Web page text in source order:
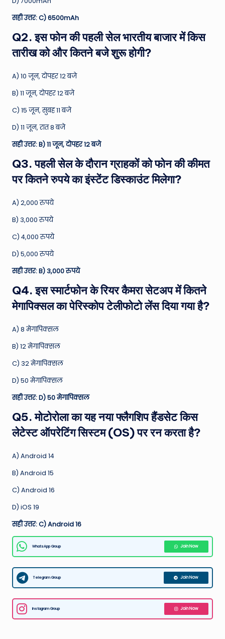
सही उत्तर: C) 6500mAh
Q2. इस फोन की पहली सेल भारतीय बाजार में किस
तारीख को और कितने बजे शुरू होगी?
A) 10 जून, दोपहर 12 बजे
B) 11 जून, दोपहर 12 बजे
C) 15 जून, सुबह 11 बजे
D) 11 जून, रात 8 बजे
सही उत्तर: B) 11 जून, दोपहर 12 बजे
Q3. पहली सेल के दौरान ग्राहकों को फोन की कीमत
पर कितने रुपये का इंस्टेंट डिस्काउंट मिलेगा?
A) 2,000 रुपये
B) 3,000 रुपये
C) 4,000 रुपये
D) 5,000 रुपये
सही उत्तर: B) 3,000 रुपये
Q4. इस स्मार्टफोन के रियर कैमरा सेटअप में कितने
मेगापिक्सल का पेरिस्कोप टेलीफोटो लेंस दिया गया है?
A) 8 मेगापिक्सल
B) 12 मेगापिक्सल
C) 32 मेगापिक्सल
D) 50 मेगापिक्सल
सही उत्तर: D) 50 मेगापिक्सल
Q5. मोटोरोला का यह नया फ्लैगशिप हैंडसेट किस
लेटेस्ट ऑपरेटिंग सिस्टम (OS) पर रन करता है?
A) Android 14
B) Android 15
C) Android 16
D) iOS 19
सही उत्तर: C) Android 16
WhatsApp Group Join Now
Telegram Group Join Now
Instagram Group Join Now